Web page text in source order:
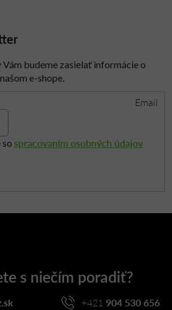
budeme zasielať informácie o
e-shope.
Email
so spracovaním osobných údajov
+421 904 530 656